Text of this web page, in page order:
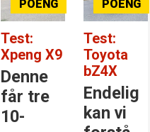
Test:
Xpeng X9
Denne
får tre
10-
Test:
Toyota
bZ4X
Endelig
kan vi